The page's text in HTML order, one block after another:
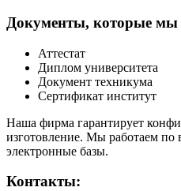
Документы, которые
Аттестат
Диплом университета
Документ техникума
Сертификат институт
Наша фирма гарантирует
изготовление. Мы работаем по
электронные базы.
Контакты: